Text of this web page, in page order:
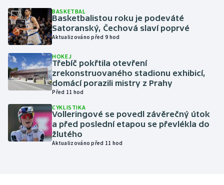
Motorsport
Olympijské hry
Parasport
Plážový volejbal
BASKETBAL
Basketbalistou roku je podeváté
Satoranský, Čechová slaví poprvé
Aktualizováno před 9 hod
HOKEJ
Třebíč pokřtila otevření
zrekonstruovaného stadionu exhibicí,
domácí porazili mistry z Prahy
Před 11 hod
CYKLISTIKA
Volleringové se povedl závěrečný útok
a před poslední etapou se převlékla do
žlutého
Aktualizováno před 11 hod